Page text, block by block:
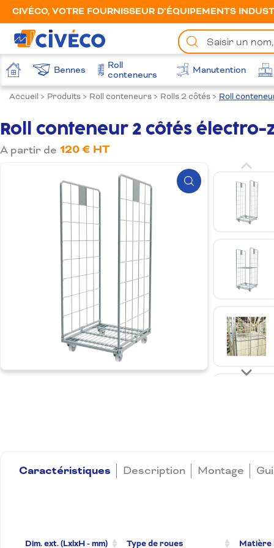
CIVÉCO, VOTRE FOURNISSEUR D’ÉQUIPEMENTS
Chercher
un
produit
Accueil Bennes
Roll
conteneurs
Manutention
Accueil > Produits > Roll conteneurs > Rolls 2 côtés > Roll
Roll conteneur 2 côtés électro-
A partir de 120 € HT
Zoom
Caractéristiques Description Montage
Dim. ext. (LxlxH - mm) Type de roues Matière